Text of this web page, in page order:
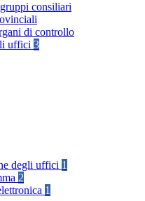
consiliari
di controllo
uffici 3
degli uffici 1
2
1